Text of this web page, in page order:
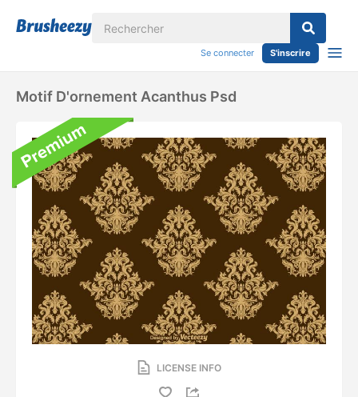
Se connecter S'inscrire
Motif D'ornement Acanthus Psd
LICENSE INFO